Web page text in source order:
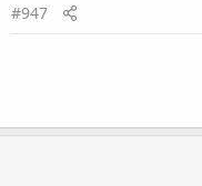
#947